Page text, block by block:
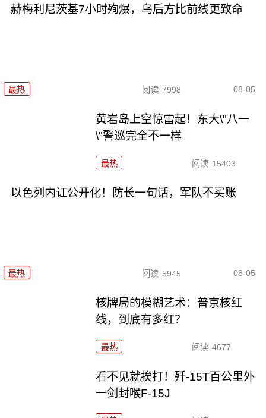
赫梅利尼茨基7小时殉爆，乌后方比前线更致命
最热 阅读 7998 08-05
黄岩岛上空惊雷起！东大\"八一
\"警巡完全不一样
最热 阅读 15403
以色列内讧公开化！防长一句话，军队不买账
最热 阅读 5945 08-05
核牌局的模糊艺术：普京核红
线，到底有多红？
最热 阅读 4677
看不见就挨打！歼-15T百公里外
一剑封喉F-15J